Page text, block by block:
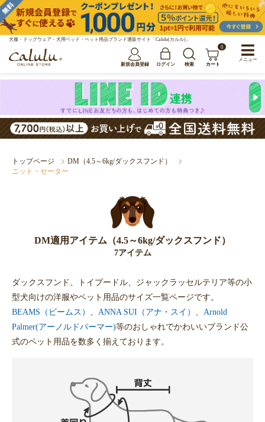
犬服・ドッグウェア・犬用ベッド・ペット用品ブランド通販サイト「Calulu(カルル)」
新規会員登録 ログイン 検索
0
カート
トップページ
DM（4.5～6kg/ダックスフンド）
ニット・セーター
DM適用アイテム（4.5～6kg/ダックスフンド）
7アイテム
ダックスフンド、トイプードル、ジャックラッセルテリア等の小
型犬向けの洋服やペット用品のサイズ一覧ページです。
BEAMS（ビームス）
ANNA SUI（アナ・スイ）
Arnold
Palmer(アーノルドパーマー)等のおしゃれでかわいいブランド公
式のペット用品を数多く揃えております。
メニュー